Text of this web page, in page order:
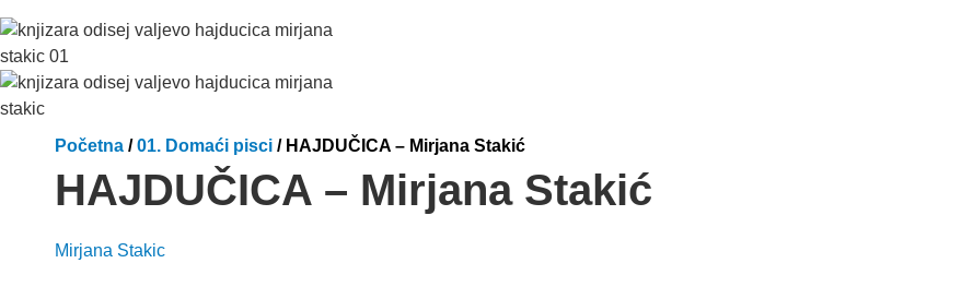
Početna /01. Domaći pisci / HAJDUČICA – Mirjana Stakić
HAJDUČICA – Mirjana Stakić
Mirjana Stakic